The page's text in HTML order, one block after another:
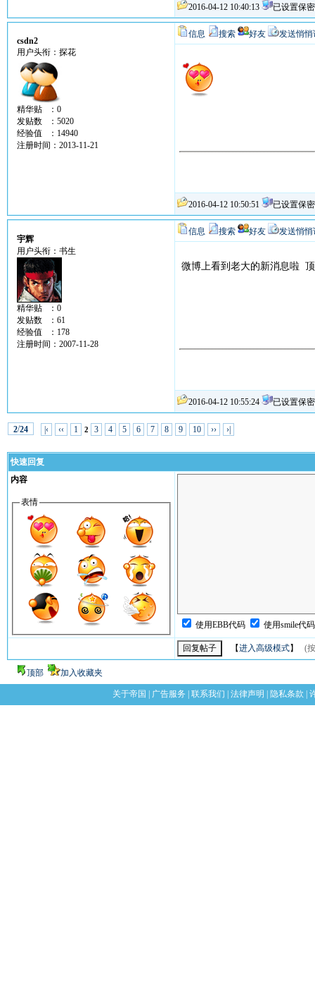
2016-04-12 10:40:13 已设置保密
csdn2
用户头衔：探花
精华贴 ：0
发贴数 ：5020
经验值 ：14940
注册时间：2013-11-21
信息 搜索 好友 发送悄悄
2016-04-12 10:50:51 已设置保密
宇辉
用户头衔：书生
精华贴 ：0
发贴数 ：61
经验值 ：178
注册时间：2007-11-28
信息 搜索 好友 发送悄悄
微博上看到老大的新消息啦 顶
2016-04-12 10:55:24 已设置保密
2/24 |‹ ‹‹ 1 2 3 4 5 6 7 8 9 10 ›› ›|
快速回复
内容
表情
使用EBB代码 使用smile代
【进入高级模式】 (
顶部 加入收藏夹
关于帝国 广告服务 联系我们 法律声明 隐私条款